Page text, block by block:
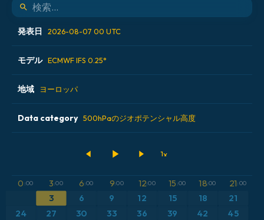
発表日 2026-08-07 00 UTC
2026-08-05 12 UTC
2026-08-06 00 UTC
2026-08-06 12 UTC
モデル ECMWF IFS 0.25°
ALADIN CZ 2.3 km
ECMWF AIFS [AI]
地域 ヨーロッパ
アイスランド
イギリス
Data category 500hPaのジオポテンシャル高度
0 :00 3:00 6:00 9:00 12:00 15 :00 18:00 21:00
3 6 9 12 15 18 21
24 27 30 33 36 39 42 45